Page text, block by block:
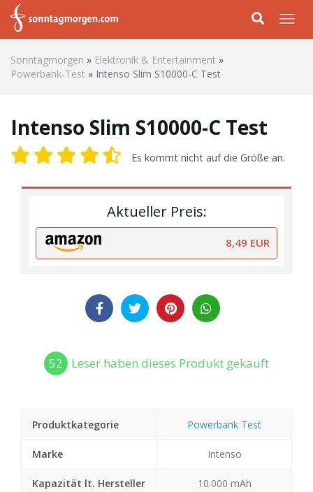
Skip to main content
Sonntagmorgen » Elektronik & Entertainment »
Powerbank-Test » Intenso Slim S10000-C Test
Intenso Slim S10000-C Test
Es kommt nicht auf die Größe an.
Aktueller Preis:
8,49 EUR
52 Leser haben dieses Produkt gekauft
Produktkategorie Powerbank Test
Marke Intenso
Kapazität lt. Hersteller 10.000 mAh